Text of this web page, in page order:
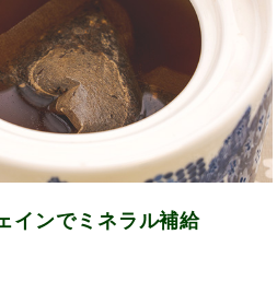
インでミネラル補給